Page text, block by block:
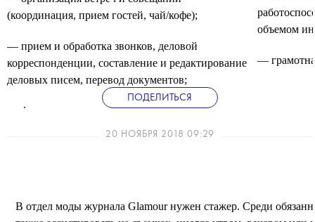
(координация, прием гостей, чай/кофе);
— прием и обработка звонков, деловой
корреспонденции, составление и редактирование
деловых писем, перевод документов;
— формирование авансовых отчетов.
объемом
—
ПОДЕЛИТЬСЯ
20 НОЯБРЯ 2018 09:29
В отдел моды журнала Glamour нужен стажер. Среди